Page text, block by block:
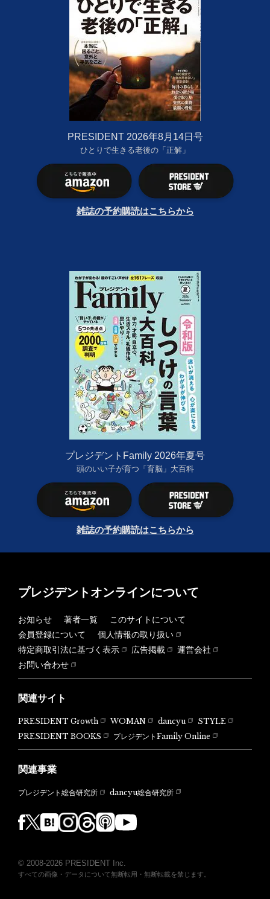
PRESIDENT 2026年8月14日号
ひとりで生きる老後の「正解」
雑誌の予約購読はこちらから
プレジデントFamily 2026年夏号
頭のいい子が育つ「育脳」大百科
雑誌の予約購読はこちらから
プレジデントオンラインについて
お知らせ 著者一覧
このサイトについて
会員登録について
個人情報の取り扱い
特定商取引法に基づく表示
広告掲載
運営会社
お問い合わせ
関連サイト
PRESIDENT Growth WOMAN dancyu
STYLE
PRESIDENT BOOKS
プレジデントFamily Online
関連事業
プレジデント総合研究所 dancyu総合研究所
© 2008-2026 PRESIDENT Inc.
すべての画像・データについて無断転用・無断転載を禁じます。